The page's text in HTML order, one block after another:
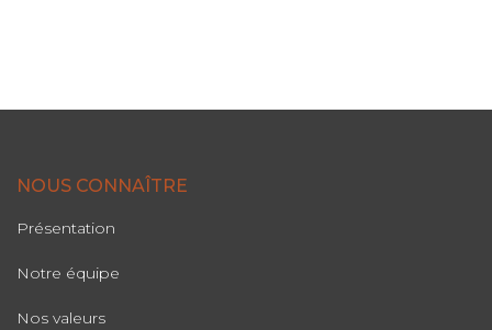
NOUS CONNAÎTRE
Présentation
Notre équipe
Nos valeurs